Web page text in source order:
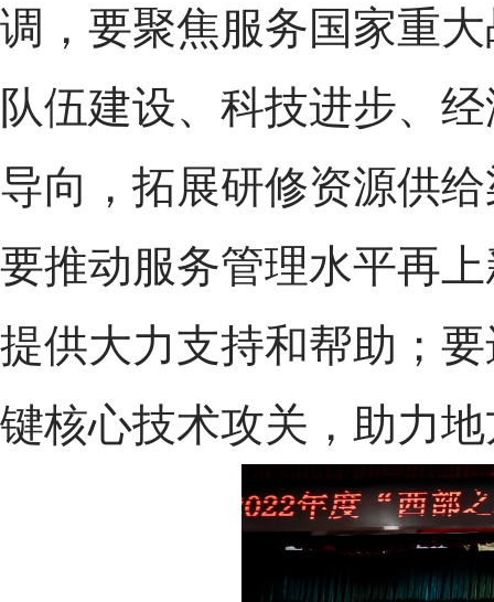
调，要聚焦服务国家重
队伍建设、科技进步、
导向，拓展研修资源供
要推动服务管理水平再
提供大力支持和帮助；
键核心技术攻关，助力